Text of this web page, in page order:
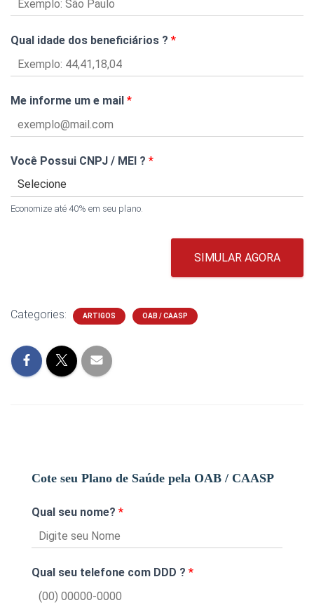
Qual idade dos beneficiários ? *
Me informe um e mail *
Você Possui CNPJ / MEI ? *
Economize até 40% em seu plano.
SIMULAR AGORA
Categories: ARTIGOS OAB / CAASP
Cote seu Plano de Saúde pela OAB / CAASP
Qual seu nome? *
Qual seu telefone com DDD ? *